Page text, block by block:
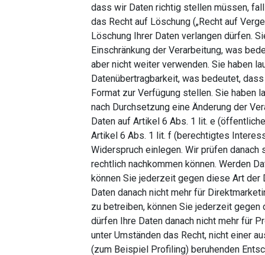
dass wir Daten richtig stellen müssen,
das Recht auf Löschung („Recht auf
Löschung Ihrer Daten verlangen dürfen.
Einschränkung der Verarbeitung, was
aber nicht weiter verwenden. Sie haben
Datenübertragbarkeit, was bedeutet,
Format zur Verfügung stellen. Sie haben
nach Durchsetzung eine Änderung der
Daten auf Artikel 6 Abs. 1 lit. e
Artikel 6 Abs. 1 lit. f (berechtigtes
Widerspruch einlegen. Wir prüfen
rechtlich nachkommen können. Werden
können Sie jederzeit gegen diese Art
Daten danach nicht mehr für
zu betreiben, können Sie jederzeit
dürfen Ihre Daten danach nicht mehr für
unter Umständen das Recht, nicht einer
(zum Beispiel Profiling) beruhenden